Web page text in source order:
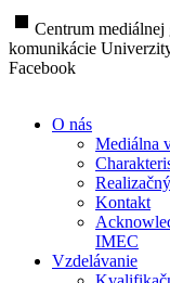
stop Centrum mediálnej
komunikácie
Facebook
O nás
Mediálna
Kontakt
IMEC
Vzdelávanie